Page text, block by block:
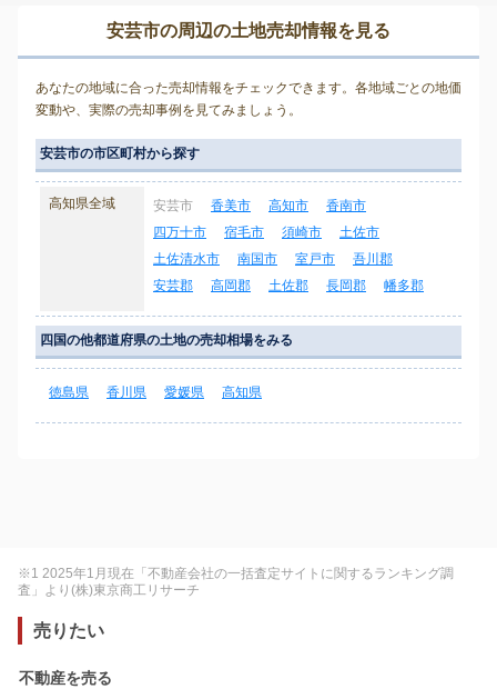
安芸市の周辺の土地売却情報を見る
あなたの地域に合った売却情報をチェックできます。各地域ごとの地価
変動や、実際の売却事例を見てみましょう。
安芸市の市区町村から探す
高知県全域 安芸市 香美市 高知市
香南市
四万十市
宿毛市 須崎市
土佐市
土佐清水市
南国市 室戸市
吾川郡
安芸郡
高岡郡 土佐郡 長岡郡 幡多郡
四国の他都道府県の土地の売却相場をみる
徳島県 香川県 愛媛県 高知県
※1 2025年1月現在「不動産会社の一括査定サイトに関するランキング調
査」より(株)東京商工リサーチ
売りたい
不動産を売る